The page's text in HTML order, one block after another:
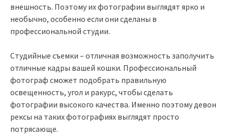
внешность. Поэтому их фотографии выглядят ярко и
необычно, особенно если они сделаны в
профессиональной студии.
Студийные съемки – отличная возможность заполучить
отличные кадры вашей кошки. Профессиональный
фотограф сможет подобрать правильную
освещенность, угол и ракурс, чтобы сделать
фотографии высокого качества. Именно поэтому девон
рексы на таких фотографиях выглядят просто
потрясающе.